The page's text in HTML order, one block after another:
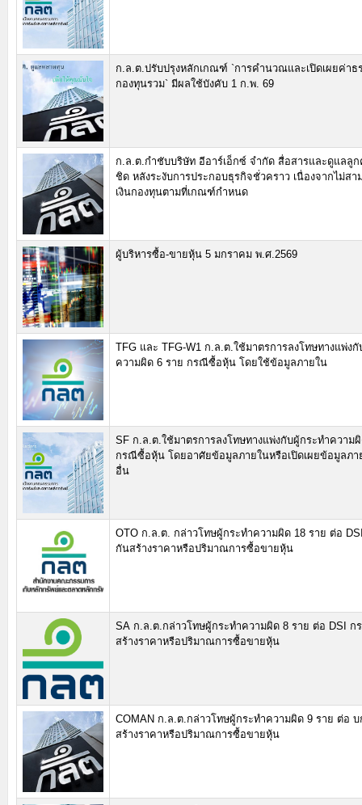
ก.ล.ต.ปรับปรุงหลักเกณฑ์ `การคำนวณและเปิดเผยค่าธ
กองทุนรวม` มีผลใช้บังคับ 1 ก.พ. 69
ก.ล.ต.กำชับบริษัท อีอาร์เอ็กซ์ จำกัด สื่อสารและดูแลลูก
ชิด หลังระงับการประกอบธุรกิจชั่วคราว เนื่องจากไม่สา
เงินกองทุนตามที่เกณฑ์กำหนด
ผู้บริหารซื้อ-ขายหุ้น 5 มกราคม พ.ศ.2569
TFG และ TFG-W1 ก.ล.ต.ใช้มาตรการลงโทษทางแพ่ง
ความผิด 6 ราย กรณีซื้อหุ้น โดยใช้ข้อมูลภายใน
SF ก.ล.ต.ใช้มาตรการลงโทษทางแพ่งกับผู้กระทำความ
กรณีซื้อหุ้น โดยอาศัยข้อมูลภายในหรือเปิดเผยข้อมูลภ
อื่น
OTO ก.ล.ต. กล่าวโทษผู้กระทำความผิด 18 ราย ต่อ
กันสร้างราคาหรือปริมาณการซื้อขายหุ้น
SA ก.ล.ต.กล่าวโทษผู้กระทำความผิด 8 ราย ต่อ DSI
สร้างราคาหรือปริมาณการซื้อขายหุ้น
COMAN ก.ล.ต.กล่าวโทษผู้กระทำความผิด 9 ราย ต่อ
สร้างราคาหรือปริมาณการซื้อขายหุ้น